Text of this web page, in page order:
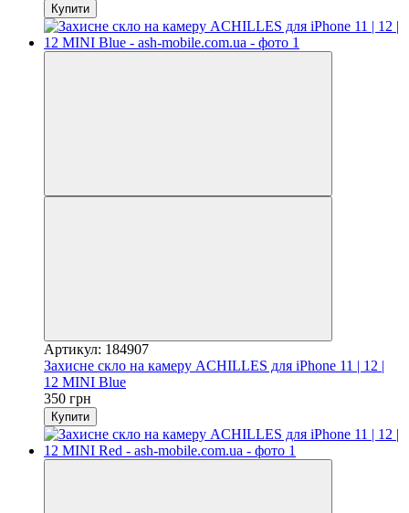
Купити
Артикул: 184907
Захисне скло на камеру ACHILLES для iPhone 11 | 12 |
12 MINI Blue
350 грн
Купити